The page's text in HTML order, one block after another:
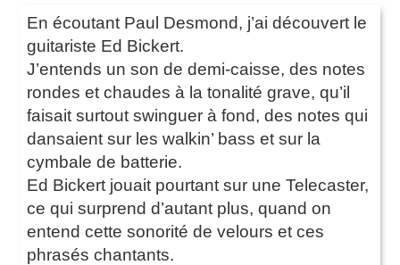
En écoutant Paul Desmond, j’ai découvert le
guitariste Ed Bickert.
J’entends un son de demi-caisse, des notes
rondes et chaudes à la tonalité grave, qu’il
faisait surtout swinguer à fond, des notes qui
dansaient sur les walkin’ bass et sur la
cymbale de batterie.
Ed Bickert jouait pourtant sur une Telecaster,
ce qui surprend d’autant plus, quand on
entend cette sonorité de velours et ces
phrasés chantants.